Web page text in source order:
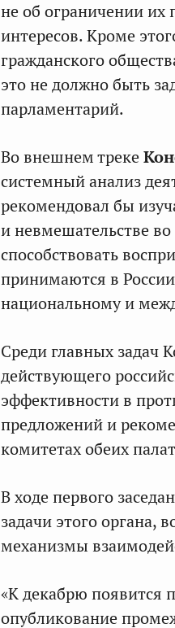
не об ограничении их
интересов. Кроме
гражданского
это не должно быть
парламентарий.
Во внешнем треке
системный анализ
рекомендовал бы
и невмешательстве
способствовать
принимаются в
национальному и
Среди главных задач
действующего
эффективности в
предложений и
комитетах обеих
В ходе первого
задачи этого органа,
механизмы
«К декабрю появится
опубликование